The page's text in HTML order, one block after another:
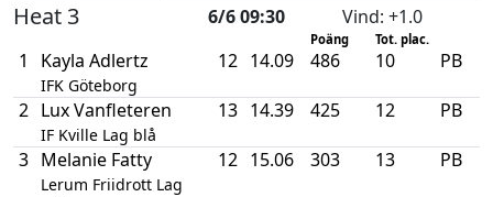
Heat 3 6/6 09:30 Vind: +1.0
Poäng Tot. plac.
1 Kayla Adlertz
IFK Göteborg
12 14.09 486 10 PB
2 Lux Vanfleteren
IF Kville Lag blå
13 14.39 425 12 PB
3 Melanie Fatty
Lerum Friidrott Lag
12 15.06 303 13 PB